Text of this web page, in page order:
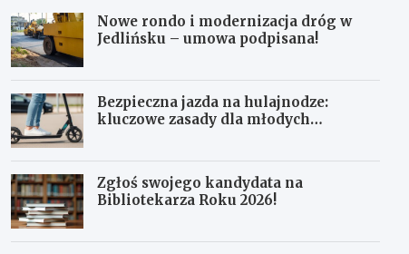
Nowe rondo i modernizacja dróg w
Jedlińsku – umowa podpisana!
Bezpieczna jazda na hulajnodze:
kluczowe zasady dla młodych
Zgłoś swojego kandydata na
Bibliotekarza Roku 2026!